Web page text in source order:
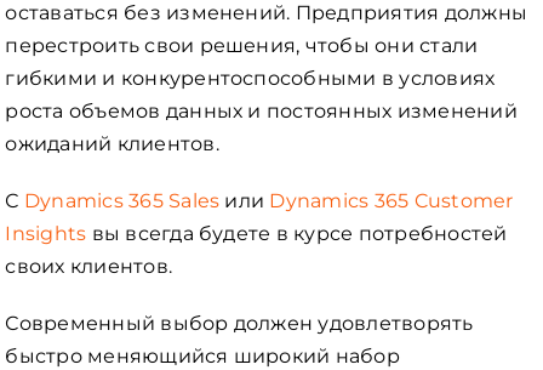
оставаться без изменений. Предприятия должны
перестроить свои решения, чтобы они стали
гибкими и конкурентоспособными в условиях
роста объемов данных и постоянных изменений
ожиданий клиентов.
С Dynamics 365 Sales или Dynamics 365 Customer
Insights вы всегда будете в курсе потребностей
своих клиентов.
Современный выбор должен удовлетворять
быстро меняющийся широкий набор